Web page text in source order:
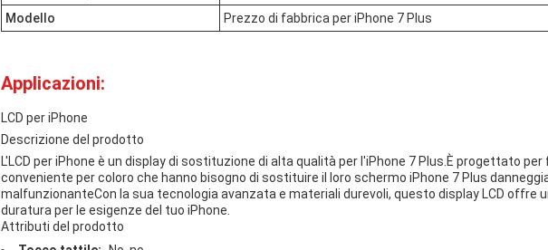
Modello
Prezzo di fabbrica per iPhone 7 Plus
Applicazioni:
LCD per iPhone
Descrizione del prodotto
L'LCD per iPhone è un display di sostituzione di alta qualità per l'iPhone 7 Plus.È progettato
conveniente per coloro che hanno bisogno di sostituire il loro schermo iPhone 7 Plus
malfunzionanteCon la sua tecnologia avanzata e materiali durevoli, questo display LCD offre
duratura per le esigenze del tuo iPhone.
Attributi del prodotto